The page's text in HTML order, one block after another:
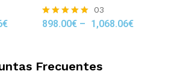
€
Rated
03
898.00€ – 1,068.06€
Frecuentes